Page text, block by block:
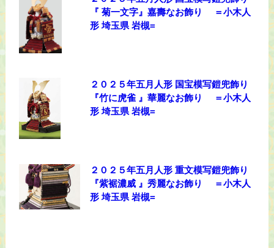
『 菊一文字』嘉壽なお飾り ＝小木人
形 埼玉県 岩槻=
２０２５年五月人形 国宝模写鎧兜飾り
『竹に虎雀 』華麗なお飾り ＝小木人
形 埼玉県 岩槻=
２０２５年五月人形 重文模写鎧兜飾り
『紫裾濃威 』秀麗なお飾り ＝小木人
形 埼玉県 岩槻=